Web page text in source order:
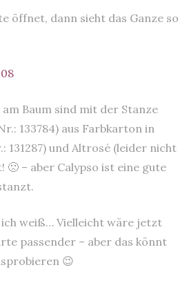
öffnet, dann sieht das Ganze so
Baum sind mit der Stanze
133784) aus Farbkarton in
131287) und Altrosé (leider nicht
– aber Calypso ist eine gute
weiß… Vielleicht wäre jetzt
passender – aber das könnt
😉